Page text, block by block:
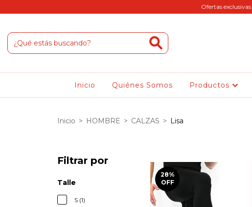
Ofertas
Inicio Quiénes Somos Productos
Inicio > HOMBRE > CALZAS > Lisa
Filtrar por
Talle
S (1)
28%
OFF